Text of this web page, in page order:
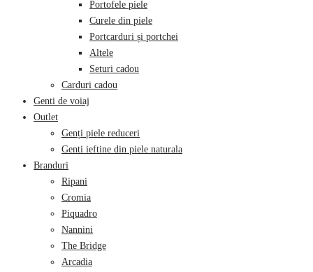
Portofele piele
Curele din piele
Portcarduri și portchei
Altele
Seturi cadou
Carduri cadou
Genti de voiaj
Outlet
Genți piele reduceri
Genti ieftine din piele naturala
Branduri
Ripani
Cromia
Piquadro
Nannini
The Bridge
Arcadia